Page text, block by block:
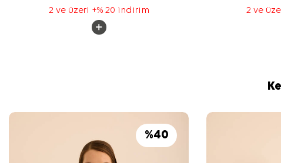
2 ve üzeri +% 20 indirim 2 ve
%40